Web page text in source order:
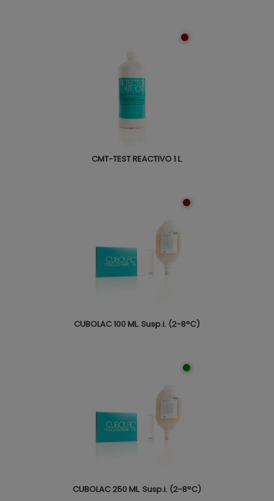
CMT-TEST REACTIVO 1 L.
CUBOLAC 100 ML. Susp.i. (2-8°C)
CUBOLAC 250 ML. Susp.i. (2-8°C)